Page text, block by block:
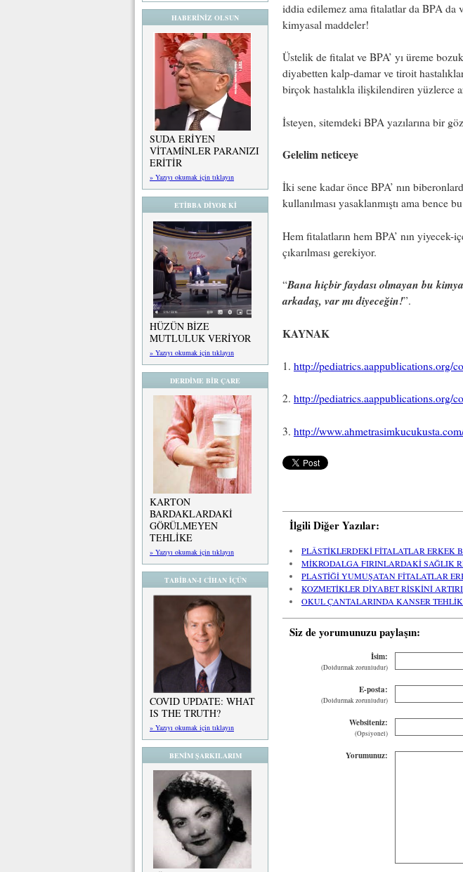
HABERİNİZ OLSUN
SUDA ERİYEN
VİTAMİNLER PARANIZI
ERİTİR
» Yazıyı okumak için tıklayın
ETİBBA DİYOR Kİ
HÜZÜN BİZE
MUTLULUK VERİYOR
» Yazıyı okumak için tıklayın
DERDİME BİR ÇARE
KARTON
BARDAKLARDAKİ
GÖRÜLMEYEN
TEHLİKE
» Yazıyı okumak için tıklayın
TABİBAN-I CİHAN İÇÜN
COVID UPDATE: WHAT
IS THE TRUTH?
» Yazıyı okumak için tıklayın
BENİM ŞARKILARIM
iddia edilemez ama fitalatlar da BPA da
kimyasal maddeler!
Üstelik de fitalat ve BPA’ yı üreme
diyabetten kalp-damar ve tiroit
birçok hastalıkla ilişkilendiren yüzlerce
İsteyen, sitemdeki BPA yazılarına bir
Gelelim neticeye
İki sene kadar önce BPA’ nın
kullanılması yasaklanmıştı ama bence
Hem fitalatların hem BPA’ nın yiyecek-
çıkarılması gerekiyor.
“Bana hiçbir faydası olmayan bu
arkadaş, var mı diyeceğin!”.
KAYNAK
1. http://pediatrics.aappublications.org/
2. http://pediatrics.aappublications.org/
3. http://
İlgili Diğer Yazılar:
PLÂSTİKLERDEKİ FİTALATLAR ERKEK
MİKRODALGA FIRINLARDAKİ SAĞLIK
PLASTİĞİ YUMUŞATAN FİTALATLAR
KOZMETİKLER DİYABET RİSKİNİ
OKUL ÇANTALARINDA KANSER
Siz de yorumunuzu paylaşın:
İsim:
(Doldurmak zorunludur)
E-posta:
(Doldurmak zorunludur)
Websiteniz:
(Opsiyonel)
Yorumunuz: